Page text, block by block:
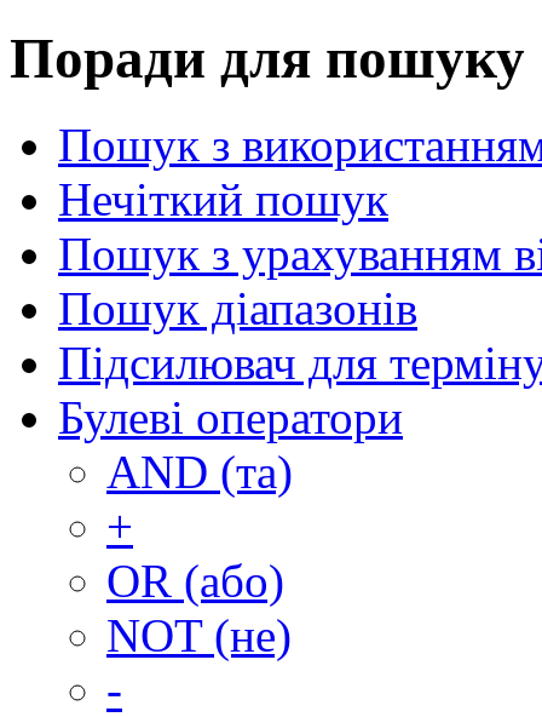
Поради для пошуку
Пошук з
Нечіткий пошук
Пошук з урахуванням
Пошук діапазонів
Підсилювач для
Булеві оператори
AND (та)
+
OR (або)
NOT (не)
-